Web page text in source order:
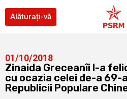
Alăturați-vă
01/10/2018
Zinaida Greceanîi l-a
cu ocazia celei de-a 69-
Republicii Populare